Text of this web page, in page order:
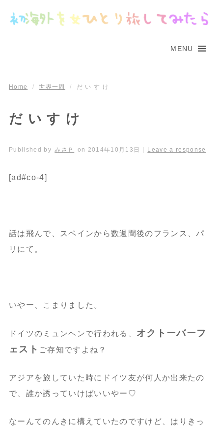
MENU
Home / 世界一周 / だ い す け
だ い す け
Published by みさＰ on 2014年10月13日 | Leave a response
[ad#co-4]
話は飛んで、スペインから数週間後のフランス、パ
リにて。
いやー、こまりました。
ドイツのミュンヘンで行われる、 オクトーバーフ
ェスト ご存知ですよね？
アジアを旅していた時にドイツ友が何人か出来たの
で、誰か誘っていけばいいやー♡
なーんてのんきに構えていたのですけど、はりきっ